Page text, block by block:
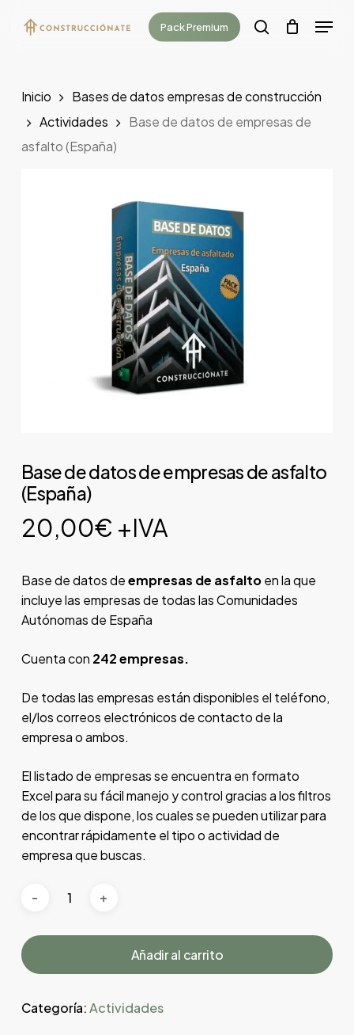
Pack Premium
search
Menu
Inicio
Bases de datos empresas de construcción
Actividades
Base de datos de empresas de
asfalto (España)
Base de datos de empresas de asfalto
(España)
20,00€ +IVA
Base de datos deempresas de asfaltoen la que
incluye las empresas de todas las Comunidades
Autónomas de España
Cuenta con 242 empresas.
De todas las empresas están disponibles el teléfono,
el/los correos electrónicos de contacto de la
empresa o ambos.
El listado de empresas se encuentra en formato
Excel para su fácil manejo y control gracias a los filtros
de los que dispone, los cuales se pueden utilizar para
encontrar rápidamente el tipo o actividad de
empresa que buscas.
Añadir al carrito
Categoría:Actividades